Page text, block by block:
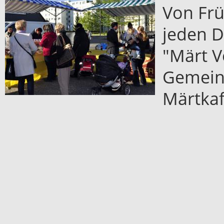
Von
jeden
"Märt